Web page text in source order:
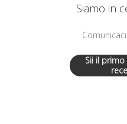
Siamo in
Sii il